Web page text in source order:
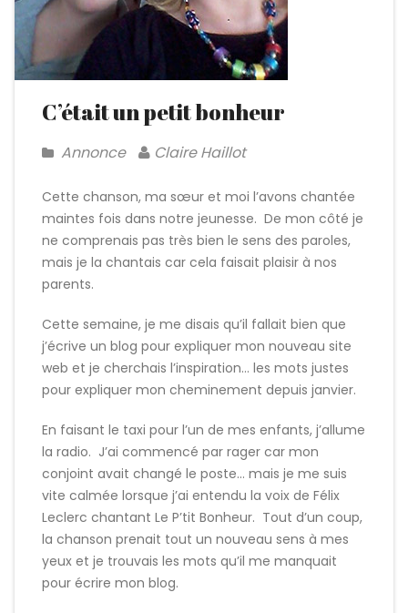
C’était un petit bonheur
Annonce Claire Haillot
Cette chanson, ma sœur et moi l’avons chantée
maintes fois dans notre jeunesse. De mon côté je
ne comprenais pas très bien le sens des paroles,
mais je la chantais car cela faisait plaisir à nos
parents.
Cette semaine, je me disais qu’il fallait bien que
j’écrive un blog pour expliquer mon nouveau site
web et je cherchais l’inspiration… les mots justes
pour expliquer mon cheminement depuis janvier.
En faisant le taxi pour l’un de mes enfants, j’allume
la radio. J’ai commencé par rager car mon
conjoint avait changé le poste… mais je me suis
vite calmée lorsque j’ai entendu la voix de Félix
Leclerc chantant Le P’tit Bonheur. Tout d’un coup,
la chanson prenait tout un nouveau sens à mes
yeux et je trouvais les mots qu’il me manquait
pour écrire mon blog.